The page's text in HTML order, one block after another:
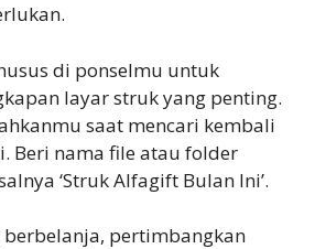
di ponselmu untuk
layar struk yang penting.
saat mencari kembali
Beri nama file atau folder
‘Struk Alfagift Bulan Ini’.
berbelanja, pertimbangkan